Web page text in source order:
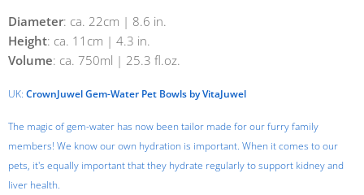
Diameter: ca. 22cm | 8.6 in.
Height: ca. 11cm | 4.3 in.
Volume: ca. 750ml | 25.3 fl.oz.
UK: CrownJuwel Gem-Water Pet Bowls by VitaJuwel
The magic of gem-water has now been tailor made for our furry family
members! We know our own hydration is important. When it comes to our
pets, it's equally important that they hydrate regularly to support kidney and
liver health.